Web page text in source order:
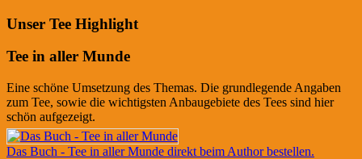
Unser Tee Highlight
Tee in aller Munde
Eine schöne Umsetzung des Themas. Die grundlegende Angaben
zum Tee, sowie die wichtigsten Anbaugebiete des Tees sind hier
schön aufgezeigt.
Das Buch - Tee in aller Munde direkt beim Author bestellen.